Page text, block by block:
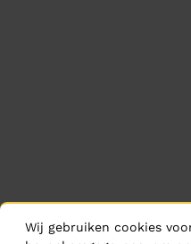
Wij gebruiken cookies